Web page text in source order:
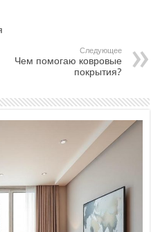
Следующее
Чем помогаю ковровые
покрытия?